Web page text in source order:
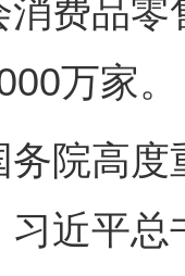
费品
万家。
高度
近平